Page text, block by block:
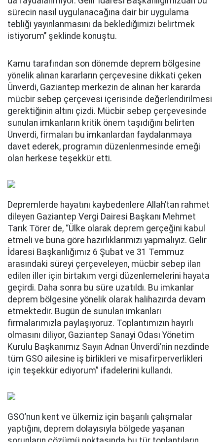
sürecin nasıl uygulanacağına dair bir uygulama
tebliği yayınlanmasını da beklediğimizi belirtmek
istiyorum’’ şeklinde konuştu.
Kamu tarafından son dönemde deprem bölgesine
yönelik alınan kararların çerçevesine dikkati çeken
Ünverdi, Gaziantep merkezin de alınan her kararda
mücbir sebep çerçevesi içerisinde değerlendirilmesi
gerektiğinin altını çizdi. Mücbir sebep çerçevesinde
sunulan imkanların kritik önem taşıdığını belirten
Ünverdi, firmaları bu imkanlardan faydalanmaya
davet ederek, programın düzenlenmesinde emeği
olan herkese teşekkür etti.
Depremlerde hayatını kaybedenlere Allah’tan rahmet
dileyen Gaziantep Vergi Dairesi Başkanı Mehmet
Tarık Törer de, “Ülke olarak deprem gerçeğini kabul
etmeli ve buna göre hazırlıklarımızı yapmalıyız. Gelir
İdaresi Başkanlığımız 6 Şubat ve 31 Temmuz
arasındaki süreyi çerçeveleyen, mücbir sebep ilan
edilen iller için birtakım vergi düzenlemelerini hayata
geçirdi. Daha sonra bu süre uzatıldı. Bu imkanlar
deprem bölgesine yönelik olarak halihazırda devam
etmektedir. Bugün de sunulan imkanları
firmalarımızla paylaşıyoruz. Toplantımızın hayırlı
olmasını diliyor, Gaziantep Sanayi Odası Yönetim
Kurulu Başkanımız Sayın Adnan Ünverdi’nin nezdinde
tüm GSO ailesine iş birlikleri ve misafirperverlikleri
için teşekkür ediyorum” ifadelerini kullandı.
GSO’nun kent ve ülkemiz için başarılı çalışmalar
yaptığını, deprem dolayısıyla bölgede yaşanan